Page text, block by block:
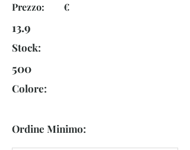
Prezzo: €
13.9
Stock:
500
Colore:
Ordine Minimo: